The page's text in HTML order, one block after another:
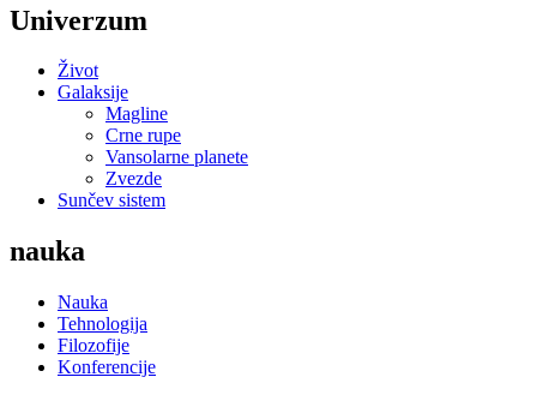
Univerzum
Život
Galaksije
Magline
Crne rupe
Vansolarne planete
Zvezde
Sunčev sistem
nauka
Nauka
Tehnologija
Filozofije
Konferencije